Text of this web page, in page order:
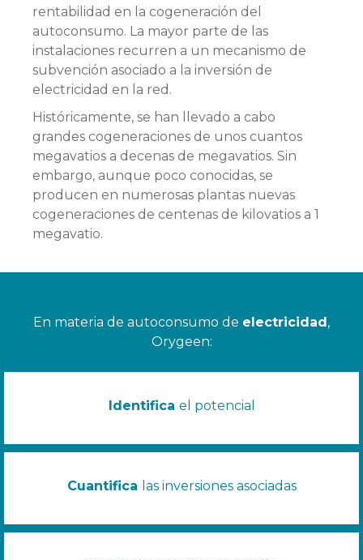
rentabilidad en la cogeneración del
autoconsumo. La mayor parte de las
instalaciones recurren a un mecanismo de
subvención asociado a la inversión de
electricidad en la red.
Históricamente, se han llevado a cabo
grandes cogeneraciones de unos cuantos
megavatios a decenas de megavatios. Sin
embargo, aunque poco conocidas, se
producen en numerosas plantas nuevas
cogeneraciones de centenas de kilovatios a 1
megavatio.
En materia de autoconsumo de electricidad,
Orygeen:
Identifica el potencial
Cuantifica las inversiones asociadas